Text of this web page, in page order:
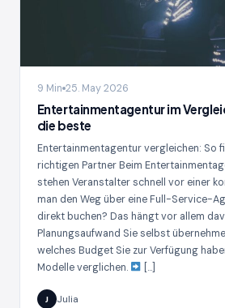
9 Min 25. May 2026
Entertainmentagentur im
die beste
Entertainmentagentur vergleichen: So
richtigen Partner Beim
stehen Veranstalter schnell vor einer
man den Weg über eine Full-Service-
direkt buchen? Das hängt vor allem
Planungsaufwand Sie selbst
welches Budget Sie zur Verfügung
Modelle verglichen.
[…]
J Julia